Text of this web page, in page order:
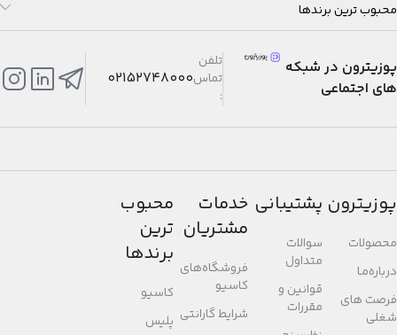
محبوب ترین برندها
پوزیترون در شبکه
های اجتماعی
تلفن
تماس
:
02152748000
پوزیترون
محصولات
درباره‌مـا
فرصت های
شغلی
پشتیبانی
سوالات
متداول
قوانین و
مقررات
خدمات
مشتریان
فروشگاه‌های
کاسیو
شرایط گارانتی
محبوب
ترین
برندها
کاسیو
پلیس